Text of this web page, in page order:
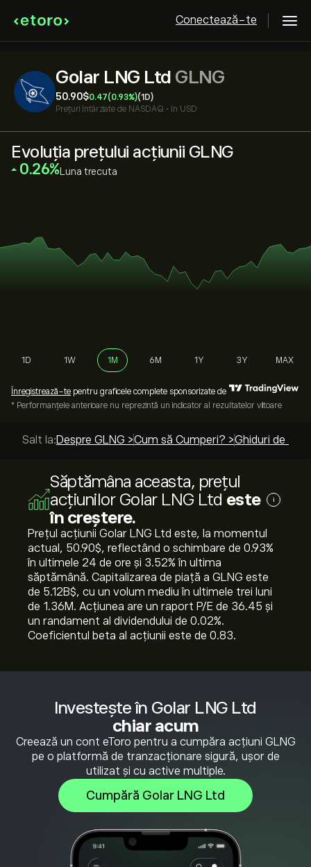
Conectează-te
Golar LNG Ltd GLNG
50.90‎$‎0.47(0.93%)(1D)
Prețuri întârziate de NASDAQ • în USD
Investește în Golar LNG Ltd
chiar acum
Creează un cont eToro pentru a cumpăra acțiuni GLNG
pe o platformă de tranzacționare sigură, ușor de
utilizat și cu active multiple.
Cumpără Golar LNG Ltd
Evoluția prețului acțiunii GLNG
‎0.26‎ Luna trecuta
1D 1W 1M 6M 1Y 3Y MAX
Înregistrează-te pentru graficele complete sponsorizate de
* Performanțele anterioare nu reprezintă un indicator al rezultatelor viitoare
Salt la:Despre GLNG >Cum să Cumperi? >Ghiduri de top
Săptămâna aceasta, prețul
acțiunilor Golar LNG Ltd este
în creștere.
i
Prețul acțiunii Golar LNG Ltd este, la momentul
actual, 50.90‎$‎, reflectând o schimbare de ‎0.93‎%
în ultimele 24 de ore și ‎3.52‎% în ultima
săptămână. Capitalizarea de piață a GLNG este
de 5.12B‎$‎, cu un volum mediu în ultimele trei luni
de 1.36M. Acțiunea are un raport P/E de 36.45 și
un randament al dividendului de 0.02%.
Coeficientul beta al acțiunii este de 0.83.